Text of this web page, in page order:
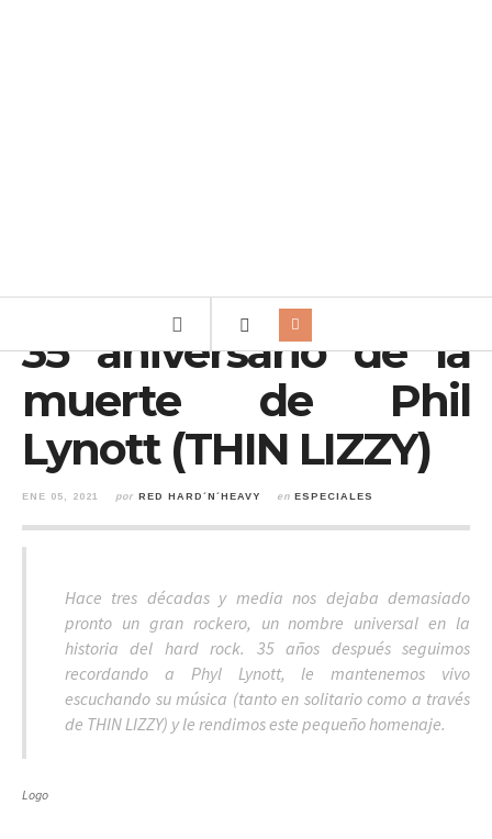
35 aniversario de la
muerte de Phil
Lynott (THIN LIZZY)
ENE 05, 2021 por RED HARD´N´HEAVY en ESPECIALES
Hace tres décadas y media nos dejaba demasiado
pronto un gran rockero, un nombre universal en la
historia del hard rock. 35 años después seguimos
recordando a Phyl Lynott, le mantenemos vivo
escuchando su música (tanto en solitario como a través
de THIN LIZZY) y le rendimos este pequeño homenaje.
Logo